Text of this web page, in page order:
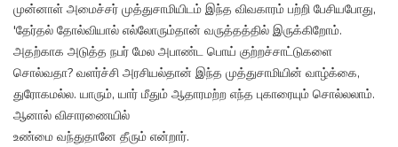
முன்னாள் அமைச்சர் முத்துசாமியிடம் இந்த விவகாரம் பற்றி பேசியபோது,
'தேர்தல் தோல்வியால் எல்லோரும்தான் வருத்தத்தில் இருக்கிறோம்.
அதற்காக அடுத்த நபர் மேல அபாண்ட பொய் குற்றச்சாட்டுகளை
சொல்வதா? வளர்ச்சி அரசியல்தான் இந்த முத்துசாமியின் வாழ்க்கை,
துரோகமல்ல. யாரும், யார் மீதும் ஆதாரமற்ற எந்த புகாரையும் சொல்லலாம்.
ஆனால் விசாரணையில்
உண்மை வந்துதானே தீரும் என்றார்.